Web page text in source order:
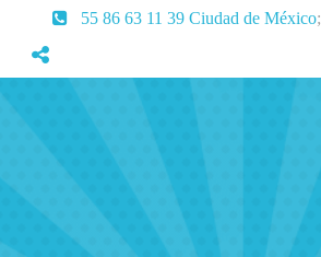
55 86 63 11 39 Ciudad de México;
Aprendizaje